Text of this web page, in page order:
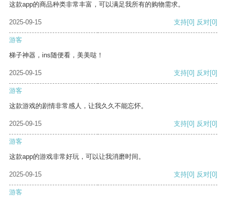
这款app的商品种类非常丰富，可以满足我所有的购物需求。
2025-09-15 支持[0] 反对[0]
游客
梯子神器，ins随便看，美美哒！
2025-09-15 支持[0] 反对[0]
游客
这款游戏的剧情非常感人，让我久久不能忘怀。
2025-09-15 支持[0] 反对[0]
游客
这款app的游戏非常好玩，可以让我消磨时间。
2025-09-15 支持[0] 反对[0]
游客